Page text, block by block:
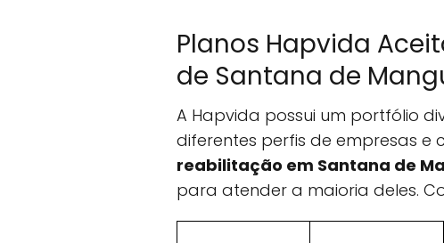
Planos Hapvida
de Santana de
A Hapvida possui um portfólio
diferentes perfis de empresas e
reabilitação em Santana de
para atender a maioria deles.